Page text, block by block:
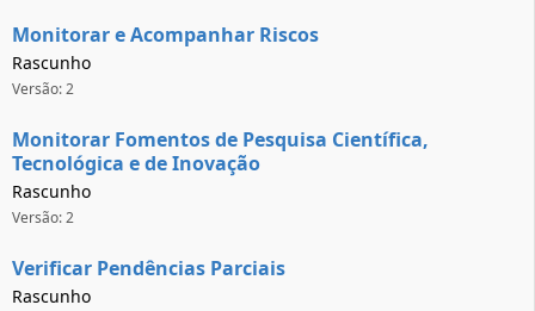
Monitorar e Acompanhar Riscos
Rascunho
Versão: 2
Monitorar Fomentos de Pesquisa Científica,
Tecnológica e de Inovação
Rascunho
Versão: 2
Verificar Pendências Parciais
Rascunho